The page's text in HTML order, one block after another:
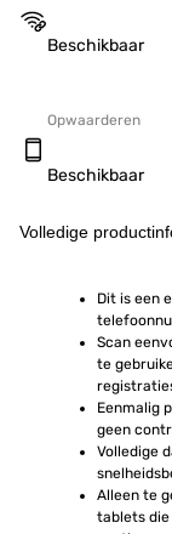
Beschikbaar
Opwaarderen
Beschikbaar
Volledige
Dit is een
Scan
te
Eenmalig
geen
Volledige
Alleen te
tablets die